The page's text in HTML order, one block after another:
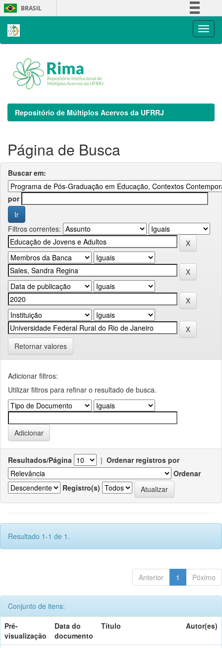
Skip
navigation
BRASIL
Repositório de Múltiplos Acervos da UFRRJ
Página de Busca
Buscar em:
por
Filtros correntes:
Retornar valores
Adicionar filtros:
Utilizar filtros para refinar o resultado de busca.
Resultados/Página | Ordenar registros por
Ordenar
Registro(s)
Resultado 1-1 de 1.
Anterior 1 Póximo
Conjunto de itens:
Pré-
visualização
Data do
documento
Título Autor(es)